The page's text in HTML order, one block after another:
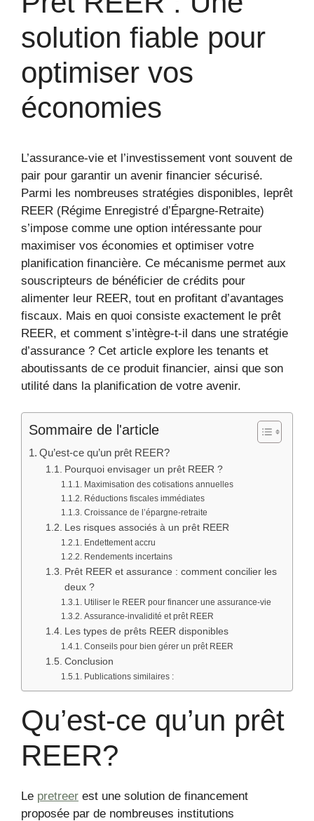
solution fiable pour
optimiser vos
économies
L’assurance-vie et l’investissement vont souvent de
pair pour garantir un avenir financier sécurisé.
Parmi les nombreuses stratégies disponibles, leprêt
REER (Régime Enregistré d’Épargne-Retraite)
s’impose comme une option intéressante pour
maximiser vos économies et optimiser votre
planification financière. Ce mécanisme permet aux
souscripteurs de bénéficier de crédits pour
alimenter leur REER, tout en profitant d’avantages
fiscaux. Mais en quoi consiste exactement le prêt
REER, et comment s’intègre-t-il dans une stratégie
d’assurance ? Cet article explore les tenants et
aboutissants de ce produit financier, ainsi que son
utilité dans la planification de votre avenir.
Sommaire de l'article
Qu’est-ce qu’un prêt REER?
Pourquoi envisager un prêt REER ?
Maximisation des cotisations annuelles
Réductions fiscales immédiates
Croissance de l’épargne-retraite
Les risques associés à un prêt REER
Endettement accru
Rendements incertains
Prêt REER et assurance : comment concilier les
deux ?
Utiliser le REER pour financer une assurance-vie
Assurance-invalidité et prêt REER
Les types de prêts REER disponibles
Conseils pour bien gérer un prêt REER
Conclusion
Publications similaires :
Qu’est-ce qu’un prêt
REER?
Le pretreer est une solution de financement
proposée par de nombreuses institutions